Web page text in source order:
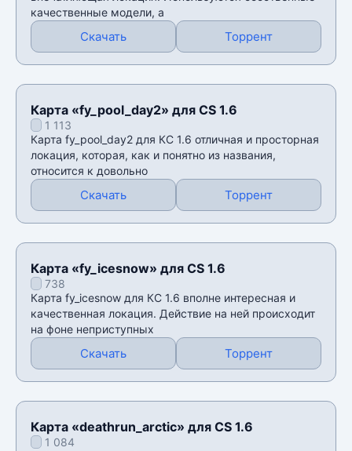
качественные модели, а
Скачать Торрент
Карта «fy_pool_day2» для CS 1.6
1 113
Карта fy_pool_day2 для КС 1.6 отличная и просторная
локация, которая, как и понятно из названия,
относится к довольно
Скачать Торрент
Карта «fy_icesnow» для CS 1.6
738
Карта fy_icesnow для КС 1.6 вполне интересная и
качественная локация. Действие на ней происходит
на фоне неприступных
Скачать Торрент
Карта «deathrun_arctic» для CS 1.6
1 084